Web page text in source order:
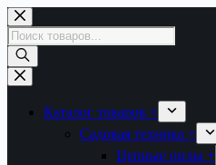
Перейти
к
сути
Поиск
товаров
Каталог товаров +
Садовая техника +
Цепные пилы +